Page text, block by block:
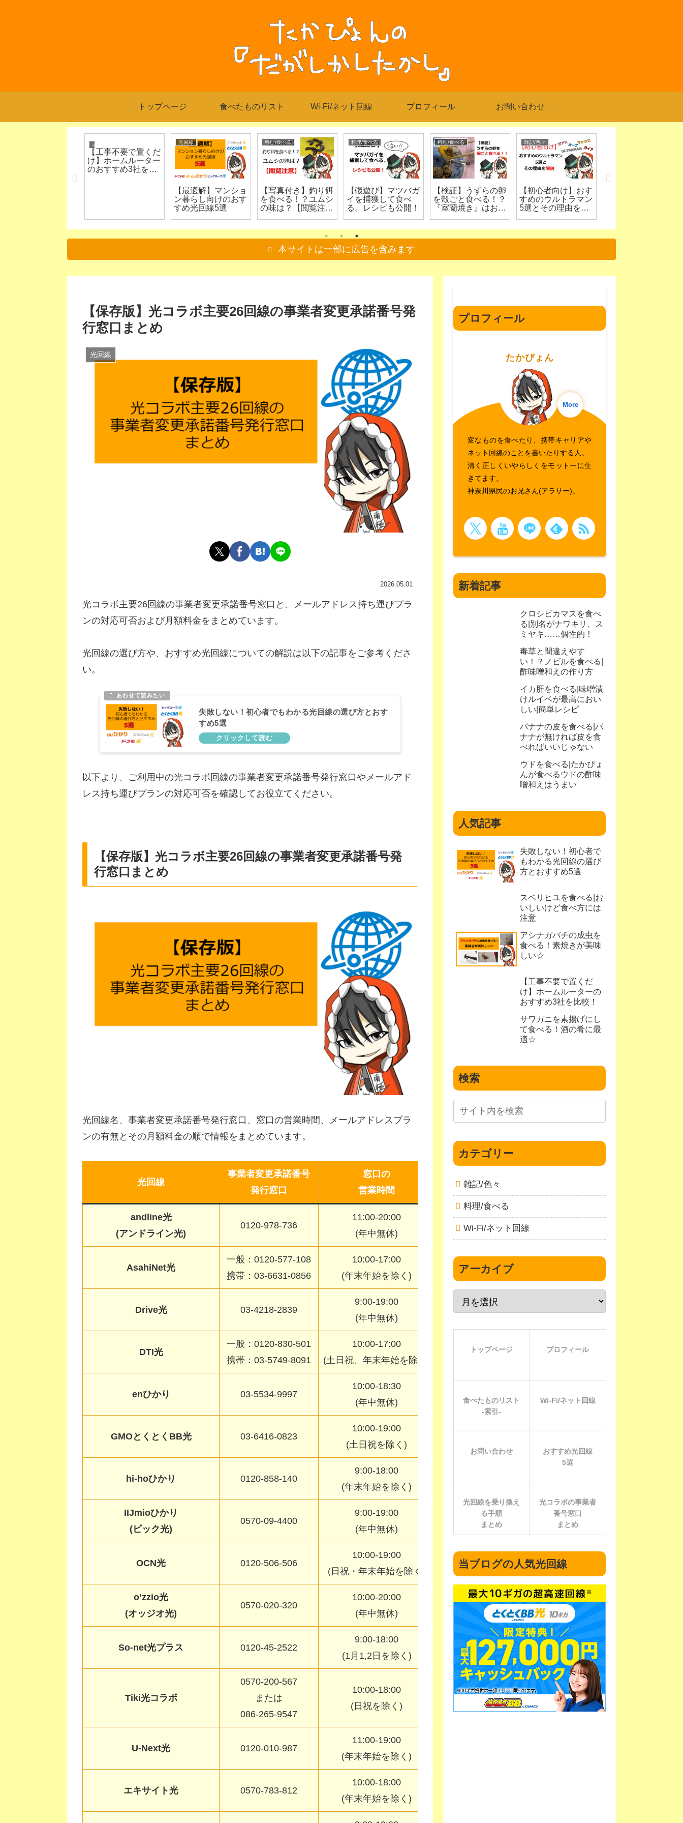
トップページ 食べたものリスト Wi-Fi/ネット回線 プロフィール お問い合わせ
ホームルーター
【工事不要で置くだ
け】ホームルーター
のおすすめ3社を比
較！
【最適解】マンショ
ン暮らし向けのおす
すめ光回線5選
料理/食べる
【写真付き】釣り餌
を食べる！？ユムシ
の味は？【閲覧注
料理/食べる
【磯遊び】マツバガ
イを捕獲して食べ
る。レシピも公開！
料理/食べる
【検証】うずらの卵
を殻ごと食べる！？
『室蘭焼き』はおい
【初心者向け】おす
すめのウルトラマン
5選とその理由を解
料理/食べる
コバンソウを食べ
る|米の代用ができ
ないか確認したかっ
本サイトは一部に広告を含みます
【保存版】光コラボ主要26回線の事業者変更承諾番号発
行窓口まとめ
光回線
2026.05.01
光コラボ主要26回線の事業者変更承諾番号窓口と、メールアドレス持ち運びプラ
ンの対応可否および月額料金をまとめています。
光回線の選び方や、おすすめ光回線についての解説は以下の記事をご参考くださ
い。
失敗しない！初心者でもわかる光回線の選び方とおす
すめ5選
以下より、ご利用中の光コラボ回線の事業者変更承諾番号発行窓口やメールアド
レス持ち運びプランの対応可否を確認してお役立てください。
【保存版】光コラボ主要26回線の事業者変更承諾番号発
行窓口まとめ
光回線名、事業者変更承諾番号発行窓口、窓口の営業時間、メールアドレスプラ
ンの有無とその月額料金の順で情報をまとめています。
光回線
事業者変更承諾番号
発行窓口
窓口の
営業時間
(月額)
andline光
(アンドライン光)
0120-978-736
11:00-20:00
(年中無休)
対応プラン無し
AsahiNet光
一般：0120-577-108
携帯：03-6631-0856
10:00-17:00
(年末年始を除く)
330円
Drive光 03-4218-2839
9:00-19:00
(年中無休)
可能
DTI光
一般：0120-830-501
携帯：03-5749-8091
10:00-17:00
(土日祝、年末年始を除く)
220円
enひかり 03-5534-9997
10:00-18:30
(年中無休)
GMOとくとくBB光 03-6416-0823
10:00-19:00
(土日祝を除く)
hi-hoひかり 0120-858-140
9:00-18:00
(年末年始を除く)
IIJmioひかり
(ビック光)
0570-09-4400
9:00-19:00
(年中無休)
550円
ビック光は提供無し
OCN光 0120-506-506
10:00-19:00
(日祝・年末年始を除く)
275円
o’zzio光
(オッジオ光)
0570-020-320
10:00-20:00
(年中無休)
情報無し
So-net光プラス 0120-45-2522
9:00-18:00
(1月1,2日を除く)
220円
Tiki光コラボ
0570-200-567
または
086-265-9547
10:00-18:00
(日祝を除く)
385円
U-Next光 0120-010-987
11:00-19:00
(年末年始を除く)
エキサイト光 0570-783-812
10:00-18:00
(年末年始を除く)
プロフィール
たかぴょん
変なものを食べたり、携帯キャリアや
ネット回線のことを書いたりする人。
清く正しくいやらしくをモットーに生
きてます。
神奈川県民のお兄さん(アラサー)。
More
新着記事
クロシビカマスを食べ
る|別名がナワキリ、ス
ミヤキ……個性的！
毒草と間違えやす
い！？ノビルを食べる|
酢味噌和えの作り方
イカ肝を食べる|味噌漬
けルイベが最高におい
しい|簡単レシピ
バナナの皮を食べる|バ
ナナが無ければ皮を食
べればいいじゃない
ウドを食べる|たかぴょ
んが食べるウドの酢味
噌和えはうまい
人気記事
失敗しない！初心者で
もわかる光回線の選び
方とおすすめ5選
スベリヒユを食べる|お
いしいけど食べ方には
注意
アシナガバチの成虫を
食べる！素焼きが美味
しい☆
【工事不要で置くだ
け】ホームルーターの
おすすめ3社を比較！
サワガニを素揚げにし
て食べる！酒の肴に最
適☆
検索
カテゴリー
雑記/色々
料理/食べる
Wi-Fi/ネット回線
アーカイブ
トップページ プロフィール
食べたものリスト
-索引-
Wi-Fi/ネット回線
お問い合わせ
おすすめ光回線
5選
光回線を乗り換え
る手順
まとめ
光コラボの事業者
番号窓口
まとめ
当ブログの人気光回線